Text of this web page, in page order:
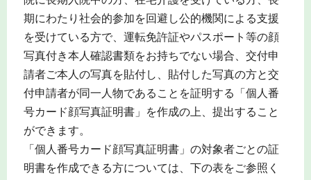
期にわたり社会的参加を回避し公的機関による支援
を受けている方で、運転免許証やパスポート等の顔
写真付き本人確認書類をお持ちでない場合、交付申
請者ご本人の写真を貼付し、貼付した写真の方と交
付申請者が同一人物であることを証明する「個人番
号カード顔写真証明書」を作成の上、提出すること
ができます。
「個人番号カード顔写真証明書」の対象者ごとの証
明書を作成できる方については、下の表をご参照く